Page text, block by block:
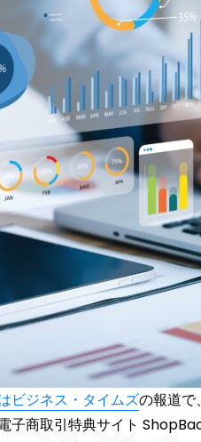
ビジネス・タイムズの報道で
商取引特典サイト